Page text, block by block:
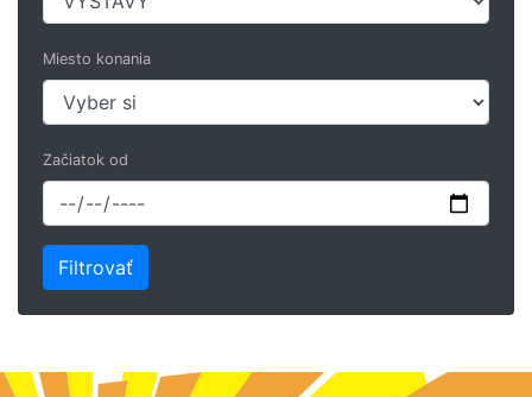
Miesto konania
Začiatok od